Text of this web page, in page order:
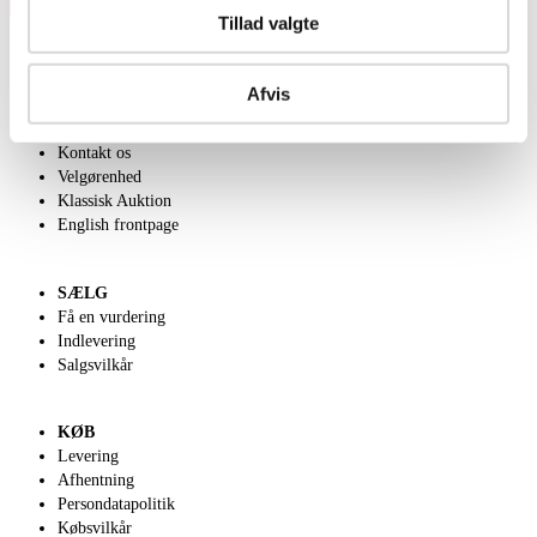
Tillad valgte
Afvis
Om Lauritz.com
Kontakt os
Velgørenhed
Klassisk Auktion
English frontpage
SÆLG
Få en vurdering
Indlevering
Salgsvilkår
KØB
Levering
Afhentning
Persondatapolitik
Købsvilkår